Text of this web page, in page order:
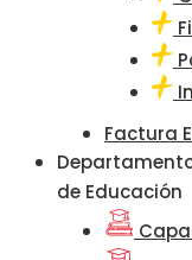
Factura
de Educación